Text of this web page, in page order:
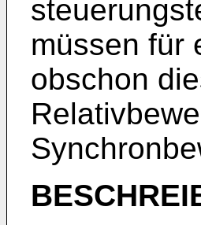
müssen für
obschon